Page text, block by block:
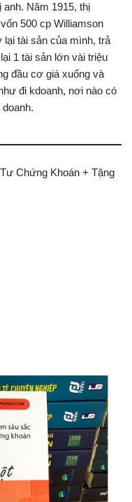
anh. Năm 1915, thị
500 cp Williamson
lại tài sản của mình, trả
1 tài sản lớn vài triệu
đầu cơ giá xuống và
đi kdoanh, nơi nào có
Chứng Khoán + Tặng